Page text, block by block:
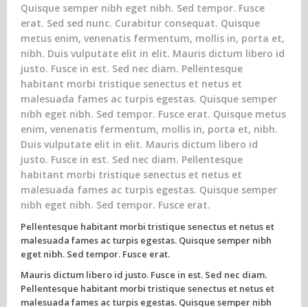
Quisque semper nibh eget nibh. Sed tempor. Fusce
erat. Sed sed nunc. Curabitur consequat. Quisque
metus enim, venenatis fermentum, mollis in, porta et,
nibh. Duis vulputate elit in elit. Mauris dictum libero id
justo. Fusce in est. Sed nec diam. Pellentesque
habitant morbi tristique senectus et netus et
malesuada fames ac turpis egestas. Quisque semper
nibh eget nibh. Sed tempor. Fusce erat. Quisque metus
enim, venenatis fermentum, mollis in, porta et, nibh.
Duis vulputate elit in elit. Mauris dictum libero id
justo. Fusce in est. Sed nec diam. Pellentesque
habitant morbi tristique senectus et netus et
malesuada fames ac turpis egestas. Quisque semper
nibh eget nibh. Sed tempor. Fusce erat.
Pellentesque habitant morbi tristique senectus et netus et
malesuada fames ac turpis egestas. Quisque semper nibh
eget nibh. Sed tempor. Fusce erat.
Mauris dictum libero id justo. Fusce in est. Sed nec diam.
Pellentesque habitant morbi tristique senectus et netus et
malesuada fames ac turpis egestas. Quisque semper nibh